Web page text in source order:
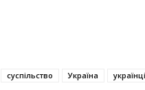
суспільство Україна українці